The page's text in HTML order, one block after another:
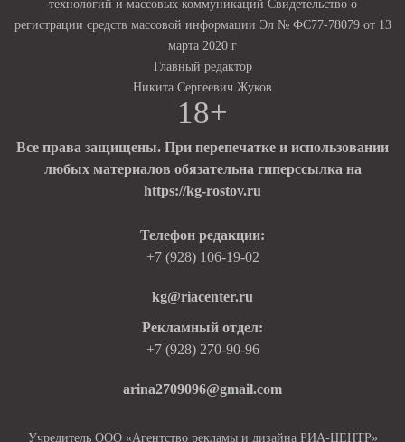
технологий и массовых коммуникаций Свидетельство о
регистрации средств массовой информации Эл № ФС77-78079 от 13
марта 2020 г
Главный редактор
Никита Сергеевич Жуков
18+
Все права защищены. При перепечатке и использовании
любых материалов обязательна гиперссылка на
https://kg-rostov.ru
Телефон редакции:
+7 (928) 106-19-02
kg@riacenter.ru
Рекламный отдел:
+7 (928) 270-90-96
arina2709096@gmail.com
Учредитель ООО «Агентство рекламы и дизайна РИА-ЦЕНТР»